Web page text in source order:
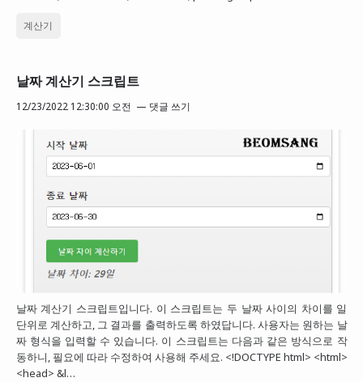
계산기
날짜 계산기 스크립트
12/23/2022 12:30:00 오전 댓글 쓰기
날짜 계산기 스크립트입니다. 이 스크립트는 두 날짜 사이의 차이를 일
단위로 계산하고, 그 결과를 출력하도록 하였답니다. 사용자는 원하는 날
짜 형식을 입력할 수 있습니다. 이 스크립트는 다음과 같은 방식으로 작
동하니, 필요에 따라 수정하여 사용해 주세요. <!DOCTYPE html> <html>
<head> &l…